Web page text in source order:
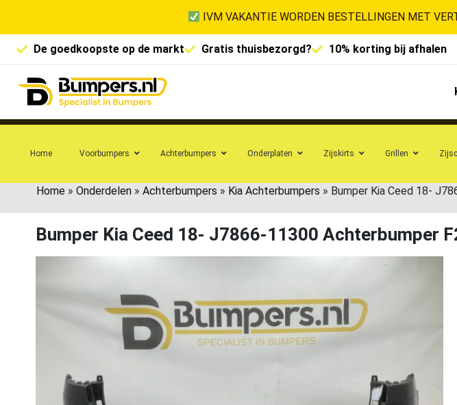
IVM VAKANTIE WORDEN BESTELLINGEN MET
De goedkoopste op de markt Gratis thuisbezorgd? 10% korting bij afhalen
Home Voorbumpers Achterbumpers Onderplaten Zijskirts Grillen
Home » Onderdelen » Achterbumpers » Kia Achterbumpers » Bumper Kia Ceed 18-
Bumper Kia Ceed 18- J7866-11300 Achterbumper